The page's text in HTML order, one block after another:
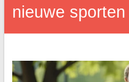
nieuwe